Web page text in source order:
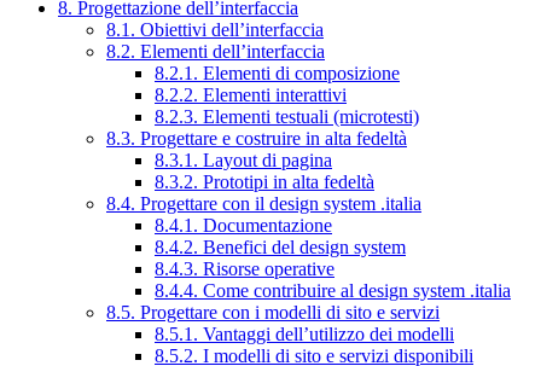
8. Progettazione dell’interfaccia
8.1. Obiettivi dell’interfaccia
8.2. Elementi dell’interfaccia
8.2.1. Elementi di composizione
8.2.2. Elementi interattivi
8.2.3. Elementi testuali (microtesti)
8.3. Progettare e costruire in alta fedeltà
8.3.1. Layout di pagina
8.3.2. Prototipi in alta fedeltà
8.4. Progettare con il design system .italia
8.4.1. Documentazione
8.4.2. Benefici del design system
8.4.3. Risorse operative
8.4.4. Come contribuire al design system .italia
8.5. Progettare con i modelli di sito e servizi
8.5.1. Vantaggi dell’utilizzo dei modelli
8.5.2. I modelli di sito e servizi disponibili